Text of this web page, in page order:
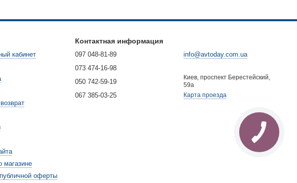
кабинет
магазине
оферты
Контактная информация
097 048-81-89
073 474-16-98
050 742-59-19
067 385-03-25
info@avtoday.com.ua
Киев, проспект Берестейский,
59а
Карта проезда